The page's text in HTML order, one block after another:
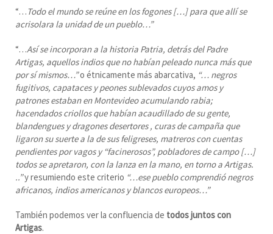
“…Todo el mundo se reúne en los fogones […] para que allí se
acrisolara la unidad de un pueblo…”
“…Así se incorporan a la historia Patria, detrás del Padre
Artigas, aquellos indios que no habían peleado nunca más que
por sí mismos…”o étnicamente más abarcativa, “… negros
fugitivos, capataces y peones sublevados cuyos amos y
patrones estaban en Montevideo acumulando rabia;
hacendados criollos que habían acaudillado de su gente,
blandengues y dragones desertores , curas de campaña que
ligaron su suerte a la de sus feligreses, matreros con cuentas
pendientes por vagos y “facinerosos”, pobladores de campo […]
todos se apretaron, con la lanza en la mano, en torno a Artigas.
..”y resumiendo este criterio “…ese pueblo comprendió negros
africanos, indios americanos y blancos europeos…”
También podemos ver la confluencia de todos juntos con
Artigas.